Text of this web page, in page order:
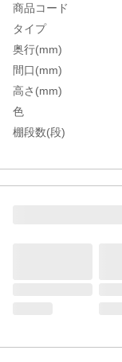
商品コード
タイプ
奥行(mm)
間口(mm)
高さ(mm)
色
棚段数(段)
棚板調整ピッチ(mm)